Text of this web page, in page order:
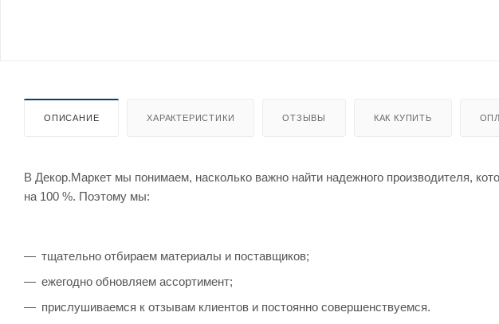
ОПИСАНИЕ ХАРАКТЕРИСТИКИ ОТЗЫВЫ КАК КУПИТЬ
В Декор.Маркет мы понимаем, насколько важно найти надежного производителя,
на 100 %. Поэтому мы:
тщательно отбираем материалы и поставщиков;
ежегодно обновляем ассортимент;
прислушиваемся к отзывам клиентов и постоянно совершенствуемся.